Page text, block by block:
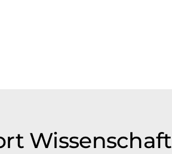
Wissenschaft